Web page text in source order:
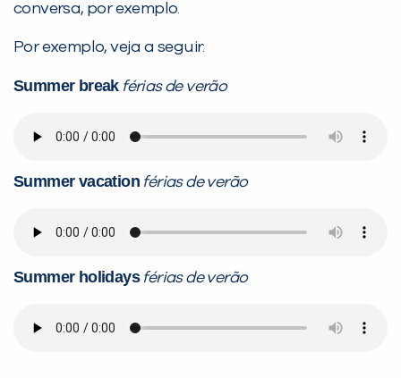
conversa, por exemplo.
Por exemplo, veja a seguir:
Summer break férias de verão
Summer vacation férias de verão
Summer holidays férias de verão